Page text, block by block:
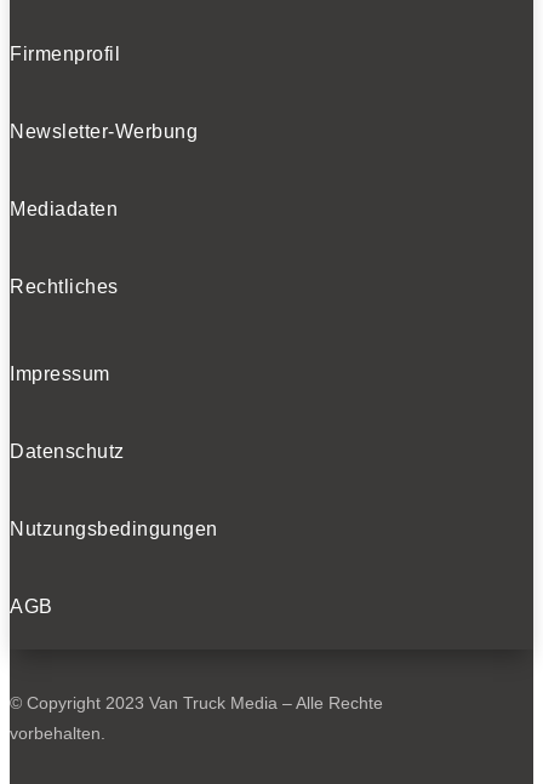
Firmenprofil
Newsletter-Werbung
Mediadaten
Rechtliches
Impressum
Datenschutz
Nutzungsbedingungen
AGB
© Copyright 2023 Van Truck Media – Alle Rechte
vorbehalten.